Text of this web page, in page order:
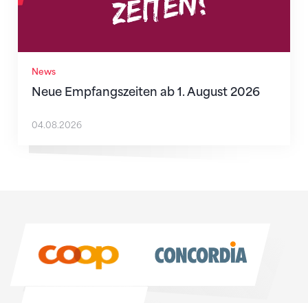
News
Neue Empfangszeiten ab 1. August 2026
04.08.2026